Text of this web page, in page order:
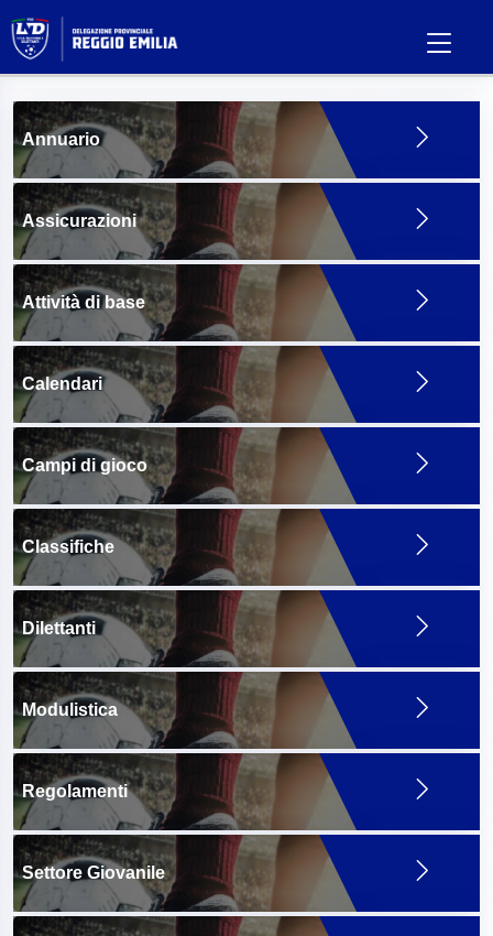
Annuario
Assicurazioni
Attività di base
Calendari
Campi di gioco
Classifiche
Dilettanti
Modulistica
Regolamenti
Settore Giovanile